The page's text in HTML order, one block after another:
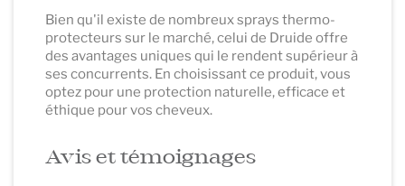
Bien qu'il existe de nombreux sprays thermo-
protecteurs sur le marché, celui de Druide offre
des avantages uniques qui le rendent supérieur à
ses concurrents. En choisissant ce produit, vous
optez pour une protection naturelle, efficace et
éthique pour vos cheveux.
Avis et témoignages